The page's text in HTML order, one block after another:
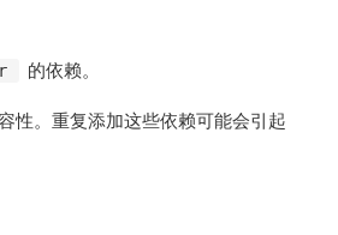
的依赖。
性。重复添加这些依赖可能会引起